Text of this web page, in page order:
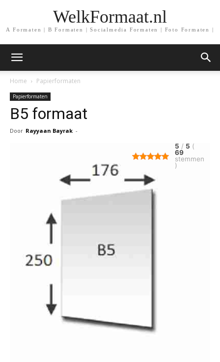
WelkFormaat.nl
A Formaten | B Formaten | Socialmedia Formaten | Foto Formaten |
Home Papierformaten
Papierformaten
B5 formaat
Door Rayyaan Bayrak -
5 / 5 (
69
stemmen
)